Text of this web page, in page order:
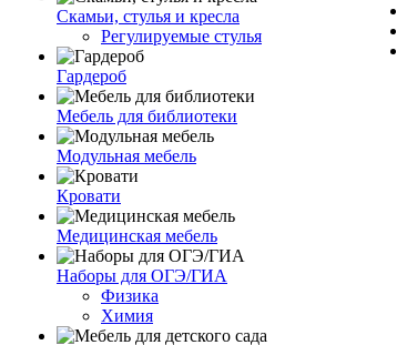
Скамьи, стулья и кресла
Регулируемые стулья
Гардероб
Мебель для библиотеки
Модульная мебель
Кровати
Медицинская мебель
Наборы для ОГЭ/ГИА
Физика
Химия